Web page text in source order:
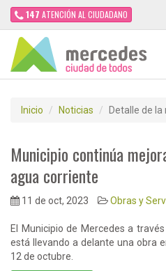
147 ATENCIÓN AL CIUDADANO
Inicio Noticias Detalle de la
Municipio continúa
agua corriente
11 de oct, 2023 Obras y
El Municipio de Mercedes a
está llevando a delante una obra
12 de octubre.